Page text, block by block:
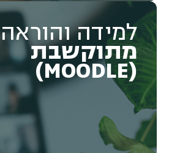
למידה והוראה
מתוקשבת
(MOODLE)